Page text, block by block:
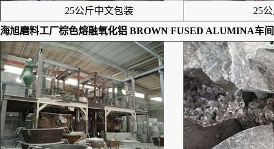
25公斤中文包装
25公
海旭磨料工厂棕色熔融氧化铝 BROWN FUSED ALUMINA车间